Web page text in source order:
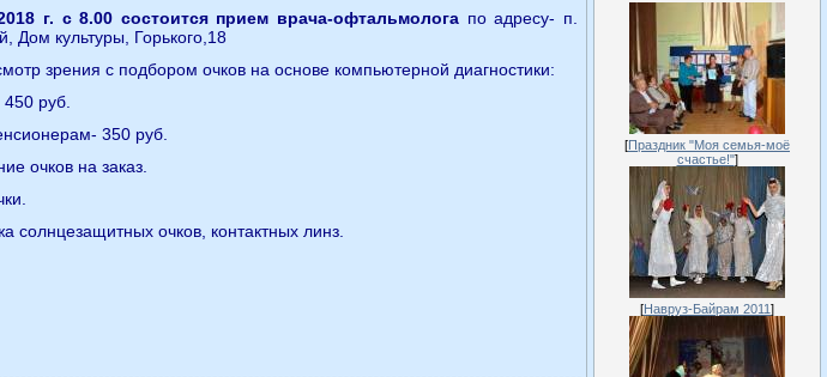
г. с 8.00 состоится прием врача-офтальмолога по адресу- п.
Дом культуры, Горького,18
зрения с подбором очков на основе компьютерной диагностики:
руб.
350 руб.
очков на заказ.
солнцезащитных очков, контактных линз.
[Праздник "Моя семья-моё
счастье!"]
[Навруз-Байрам 2011]